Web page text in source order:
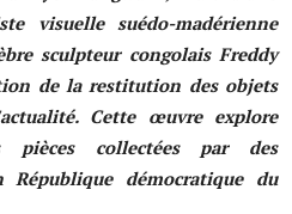
visuelle suédo-madérienne
sculpteur congolais Freddy
de la restitution des objets
Cette œuvre explore
pièces collectées par des
République démocratique du